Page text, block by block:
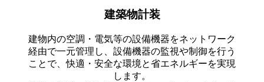
建築物計装
建物内の空調・電気等の設備機器をネットワーク
経由で一元管理し、設備機器の監視や制御を行う
ことで、快適・安全な環境と省エネルギーを実現
します。